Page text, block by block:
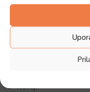
(Gradbeno dovoljenje,
kupoprodajna pogodba
Pooblaščenec
Kadar vloge ne vloži
pooblastilo lastnika.
polnoletna oseba ali
arhitekt).